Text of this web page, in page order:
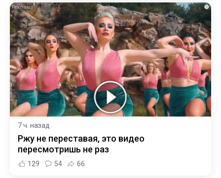
i
7 ч. назад
Ржу не переставая, это видео
пересмотришь не раз
129 54 66